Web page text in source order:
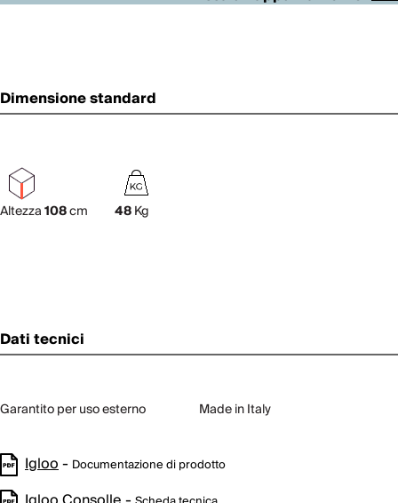
Dimensione standard
Altezza108cm 48Kg
Dati tecnici
Garantito per uso esterno Made in Italy
Igloo- Documentazione di prodotto